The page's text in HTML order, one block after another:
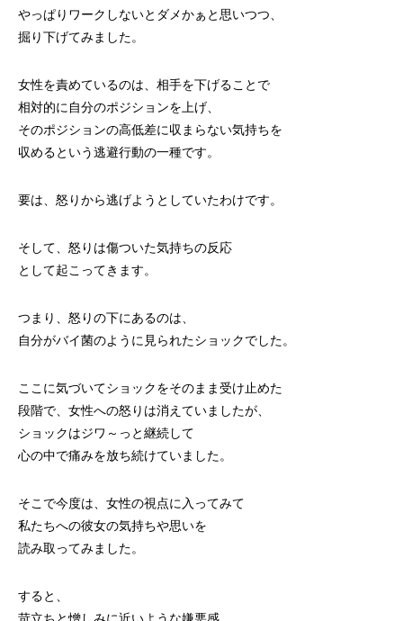
やっぱりワークしないとダメかぁと思いつつ、
掘り下げてみました。
女性を責めているのは、相手を下げることで
相対的に自分のポジションを上げ、
そのポジションの高低差に収まらない気持ちを
収めるという逃避行動の一種です。
要は、怒りから逃げようとしていたわけです。
そして、怒りは傷ついた気持ちの反応
として起こってきます。
つまり、怒りの下にあるのは、
自分がバイ菌のように見られたショックでした。
ここに気づいてショックをそのまま受け止めた
段階で、女性への怒りは消えていましたが、
ショックはジワ～っと継続して
心の中で痛みを放ち続けていました。
そこで今度は、女性の視点に入ってみて
私たちへの彼女の気持ちや思いを
読み取ってみました。
すると、